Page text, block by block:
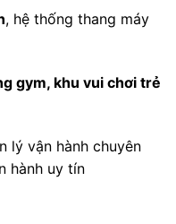
, hệ thống thang máy
gym, khu vui chơi trẻ
lý vận hành chuyên
hành uy tín